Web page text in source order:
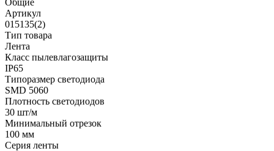
Артикул
015135(2)
Тип товара
Лента
Класс пылевлагозащиты
IP65
Типоразмер светодиода
SMD 5060
Плотность светодиодов
30 шт/м
Минимальный отрезок
100 мм
Серия ленты